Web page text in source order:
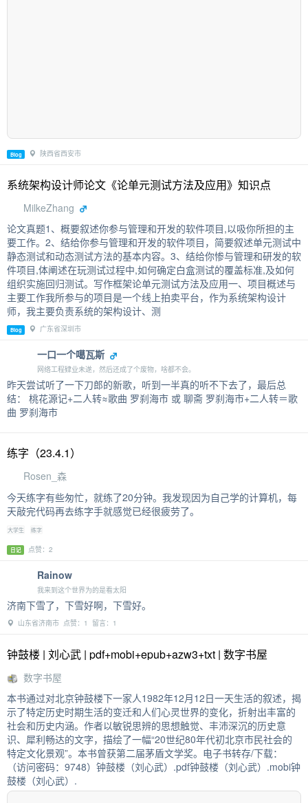
Blog 陕西省西安市
系统架构设计师论文《论单元测试方法及应用》知识点
MilkeZhang
论文真题1、概要叙述你参与管理和开发的软件项目,以吸你所担的主
要工作。2、结给你参与管理和开发的软件项目，简要叙述单元测试中
静态测试和动态测试方法的基本内容。3、结给你惨与管理和研发的软
件项目,体阐述在玩测试过程中,如何确定白盒测试的覆盖标准,及如何
组织实施回归测试。写作框架论单元测试方法及应用一、项目概述与
主要工作我所参与的项目是一个线上拍卖平台，作为系统架构设计
师，我主要负责系统的架构设计、测
Blog 广东省深圳市
一口一个噶瓦斯
网络工程肄业未遂，然后还成了个废物，啥都不会。
昨天尝试听了一下刀郎的新歌，听到一半真的听不下去了，最后总
结： 桃花源记+二人转≈歌曲 罗刹海市 或 聊斋 罗刹海市+二人转＝歌
曲 罗刹海市
练字（23.4.1）
Rosen_森
今天练字有些匆忙，就练了20分钟。我发现因为自己学的计算机，每
天敲完代码再去练字手就感觉已经很疲劳了。
大学生 练字
日记 点赞：2
Rainow
我来到这个世界为的是看太阳
济南下雪了，下雪好啊，下雪好。
山东省济南市 点赞：1 留言：1
钟鼓楼 | 刘心武 | pdf+mobi+epub+azw3+txt | 数字书屋
数字书屋
本书通过对北京钟鼓楼下一家人1982年12月12日一天生活的叙述，揭
示了特定历史时期生活的变迁和人们心灵世界的变化，折射出丰富的
社会和历史内涵。作者以敏锐思辨的思想触觉、丰沛深沉的历史意
识、犀利畅达的文字，描绘了一幅“20世纪80年代初北京市民社会的
特定文化景观”。本书曾获第二届茅盾文学奖。电子书转存/下载：
（访问密码：9748）钟鼓楼（刘心武）.pdf钟鼓楼（刘心武）.mobi钟
鼓楼（刘心武）.